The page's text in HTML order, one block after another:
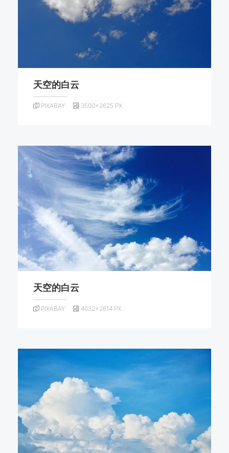
天空的白云
PIXABAY 3500×2625 PX
天空的白云
PIXABAY 4032×2614 PX